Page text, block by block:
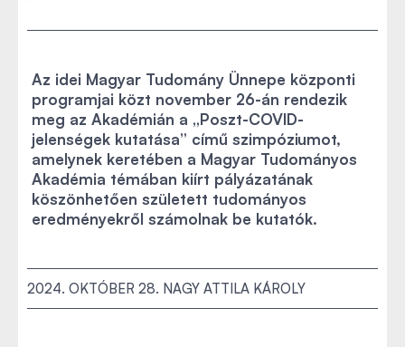
Az idei Magyar Tudomány Ünnepe központi
programjai közt november 26-án rendezik
meg az Akadémián a „Poszt-COVID-
jelenségek kutatása” című szimpóziumot,
amelynek keretében a Magyar Tudományos
Akadémia témában kiírt pályázatának
köszönhetően született tudományos
eredményekről számolnak be kutatók.
2024. OKTÓBER 28. NAGY ATTILA KÁROLY